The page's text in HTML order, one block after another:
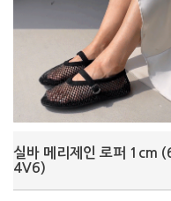
실바 메리제인 로퍼 1cm
4V6)